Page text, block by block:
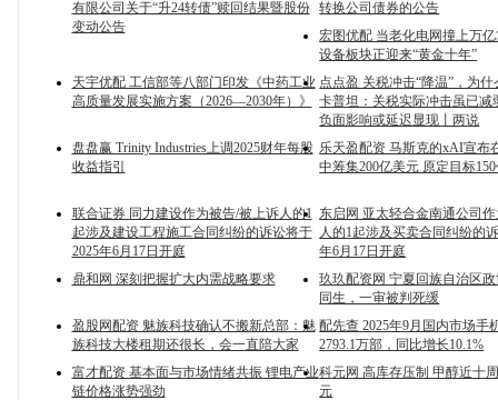
有限公司关于“升24转债”赎回结果暨股份
变动公告
转换公司债券的公告
宏图优配 当老化电网撞上万
设备板块正迎来“黄金十年”
天宇优配 工信部等八部门印发《中药工业
高质量发展实施方案（2026—2030年）》
点点盈 关税冲击“降温”，为什
卡普坦：关税实际冲击虽已减
负面影响或延迟显现丨两说
盘盘赢 Trinity Industries上调2025财年每股
收益指引
乐天盈配资 马斯克的xAI宣布
中筹集200亿美元 原定目标
联合证券 同力建设作为被告/被上诉人的1
起涉及建设工程施工合同纠纷的诉讼将于
2025年6月17日开庭
东启网 亚太轻合金南通公司
人的1起涉及买卖合同纠纷的
年6月17日开庭
鼎和网 深刻把握扩大内需战略要求
玖玖配资网 宁夏回族自治区
同生，一审被判死缓
盈股网配资 魅族科技确认不搬新总部：魅
族科技大楼租期还很长，会一直陪大家
配先查 2025年9月国内市场手
2793.1万部，同比增长10.1%
富才配资 基本面与市场情绪共振 锂电产业
链价格涨势强劲
科元网 高库存压制 甲醇近十
元